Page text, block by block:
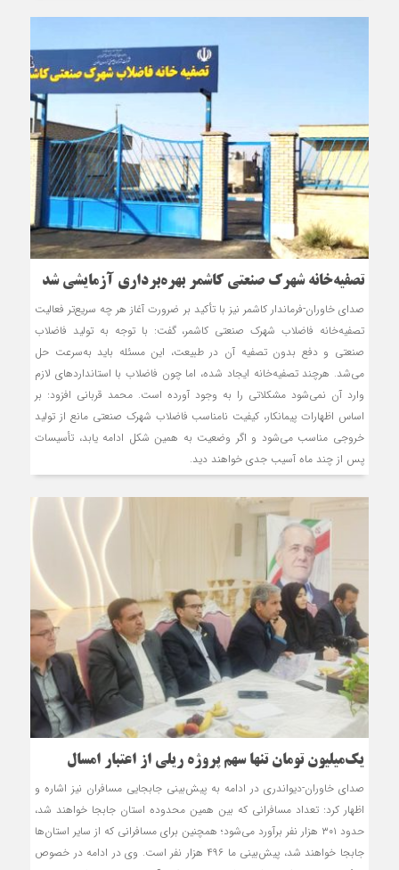
تصفیه‌خانه شهرک صنعتی کاشمر بهره‌برداری آزمایشی شد
صدای خاوران-فرماندار کاشمر نیز با تأکید بر ضرورت آغاز هر چه سریع‌تر فعالیت
تصفیه‌خانه فاضلاب شهرک صنعتی کاشمر، گفت: با توجه به تولید فاضلاب
صنعتی و دفع بدون تصفیه آن در طبیعت، این مسئله باید به‌سرعت حل
می‌شد. هرچند تصفیه‌خانه ایجاد شده، اما چون فاضلاب با استانداردهای لازم
وارد آن نمی‌شود مشکلاتی را به وجود آورده است. محمد قربانی افزود: بر
اساس اظهارات پیمانکار، کیفیت نامناسب فاضلاب شهرک صنعتی مانع از تولید
خروجی مناسب می‌شود و اگر وضعیت به همین شکل ادامه یابد، تأسیسات
پس از چند ماه آسیب جدی خواهند دید.
یک‌میلیون تومان تنها سهم پروژه ریلی از اعتبار امسال
صدای خاوران-دیواندری در ادامه به پیش‌بینی جابجایی مسافران نیز اشاره و
اظهار کرد: تعداد مسافرانی که بین همین محدوده استان جابجا خواهند شد،
حدود ۳۰۱ هزار نفر برآورد می‌شود؛ همچنین برای مسافرانی که از سایر استان‌ها
جابجا خواهند شد، پیش‌بینی ما ۴۹۶ هزار نفر است. وی در ادامه در خصوص